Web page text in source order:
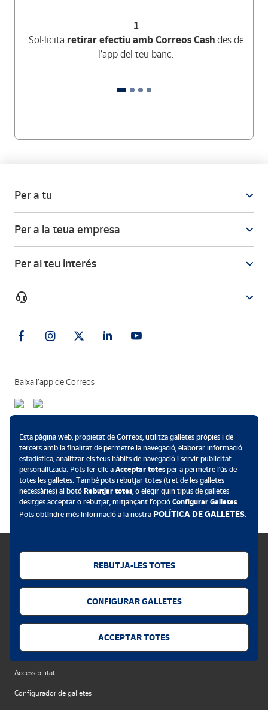
1
Sol·licita retirar efectiu amb Correos Cashdes de
l’app del teu banc.
Per a tu
Per a la teua empresa
Per al teu interés
Baixa l’app de Correos
Política de galletes
Avís legal
Alerta de seguretat
Accessibilitat
Configurador de galletes
Esta pàgina web, propietat de Correos, utilitza galletes pròpies i de
tercers amb la finalitat de permetre la navegació, elaborar informació
estadística, analitzar els teus hàbits de navegació i servir publicitat
personalitzada. Pots fer clic a Acceptar totesper a permetre l’ús de
totes les galletes. També pots rebutjar totes (tret de les galletes
necessàries) al botó Rebutjar totes, o elegir quin tipus de galletes
desitges acceptar o rebutjar, mitjançant l’opció Configurar Galletes.
Pots obtindre més informació a la nostra POLÍTICA DE GALLETES.
REBUTJA-LES TOTES
CONFIGURAR GALLETES
ACCEPTAR TOTES